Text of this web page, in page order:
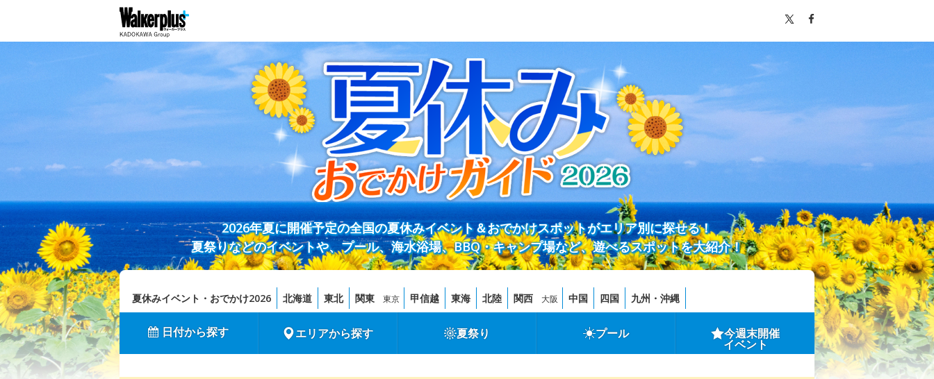
2026年夏に開催予定の全国の夏休みイベント＆おでかけスポットがエリア別に探せる！
夏祭りなどのイベントや、プール、海水浴場、BBQ・キャンプ場など、遊べるスポットを大紹介！
夏休みイベント・おでかけ2026 北海道 東北 関東 東京 甲信越 東海 北陸 関西 大阪 中国 四国 九州・沖縄
日付から探す エリアから探す 夏祭り プール 今週末開催
イベント